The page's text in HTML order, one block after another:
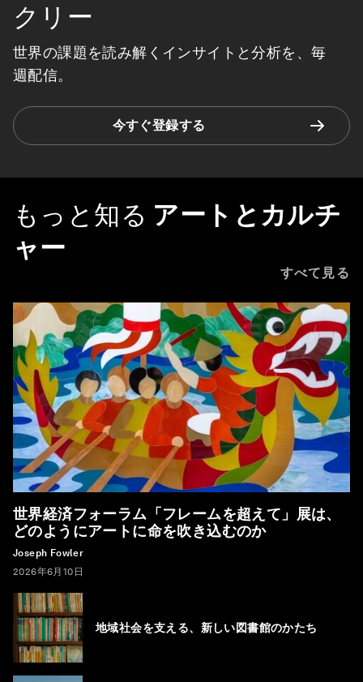
クリー
世界の課題を読み解くインサイトと分析を、毎
週配信。
今すぐ登録する
もっと知る アートとカルチ
ャー
すべて見る
世界経済フォーラム「フレームを超えて」展は、
どのようにアートに命を吹き込むのか
Joseph Fowler
2026年6月10日
地域社会を支える、新しい図書館のかたち